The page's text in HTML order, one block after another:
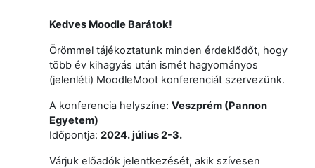
Kedves Moodle Barátok!
Örömmel tájékoztatunk minden érdeklődőt, hogy
több év kihagyás után ismét hagyományos
(jelenléti) MoodleMoot konferenciát szervezünk.
A konferencia helyszíne: Veszprém (Pannon
Egyetem)
Időpontja: 2024. július 2-3.
Várjuk előadók jelentkezését, akik szívesen